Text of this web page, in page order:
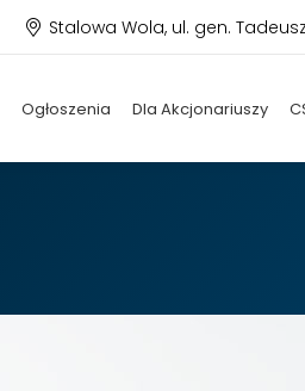
Stalowa Wola, ul. gen.
Ogłoszenia Dla Akcjonariuszy